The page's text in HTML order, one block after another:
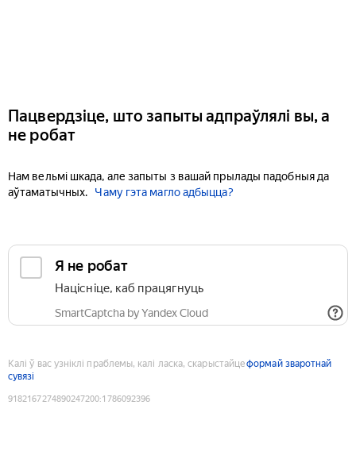
Пацвердзіце, што запыты адпраўлялі вы, а
не робат
Нам вельмі шкада, але запыты з вашай прылады падобныя да
аўтаматычных.
Чаму гэта магло адбыцца?
Я не робат
Націсніце, каб працягнуць
SmartCaptcha by Yandex Cloud
Калі ў вас узніклі праблемы, калі ласка, скарыстайцеформай зваротнай
сувязі
9182167274890247200:1786092396